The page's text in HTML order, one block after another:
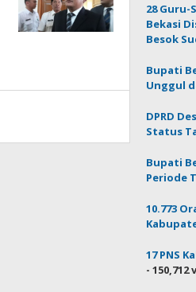
28 Guru-
Bekasi
Besok
Bupati
Unggul
DPRD
Status
Bupati
Periode
10.773
17 PNS
- 150,712